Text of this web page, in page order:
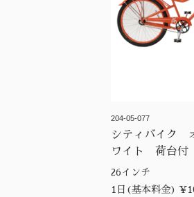
204-05-077
シティバイク
ワイト 荷台付
26インチ
1日(基本料金)